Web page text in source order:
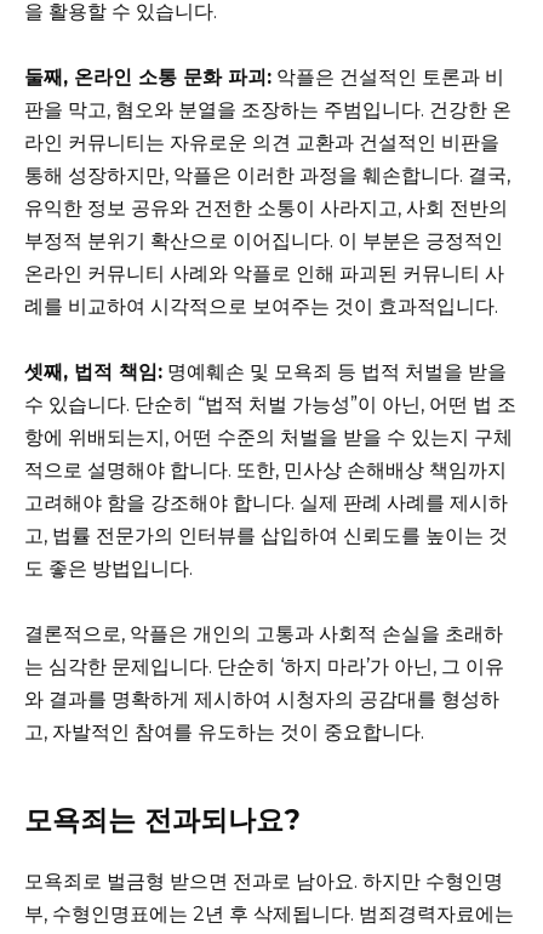
을 활용할 수 있습니다.
둘째, 온라인 소통 문화 파괴: 악플은 건설적인 토론과 비
판을 막고, 혐오와 분열을 조장하는 주범입니다. 건강한 온
라인 커뮤니티는 자유로운 의견 교환과 건설적인 비판을
통해 성장하지만, 악플은 이러한 과정을 훼손합니다. 결국,
유익한 정보 공유와 건전한 소통이 사라지고, 사회 전반의
부정적 분위기 확산으로 이어집니다. 이 부분은 긍정적인
온라인 커뮤니티 사례와 악플로 인해 파괴된 커뮤니티 사
례를 비교하여 시각적으로 보여주는 것이 효과적입니다.
셋째, 법적 책임: 명예훼손 및 모욕죄 등 법적 처벌을 받을
수 있습니다. 단순히 “법적 처벌 가능성”이 아닌, 어떤 법 조
항에 위배되는지, 어떤 수준의 처벌을 받을 수 있는지 구체
적으로 설명해야 합니다. 또한, 민사상 손해배상 책임까지
고려해야 함을 강조해야 합니다. 실제 판례 사례를 제시하
고, 법률 전문가의 인터뷰를 삽입하여 신뢰도를 높이는 것
도 좋은 방법입니다.
결론적으로, 악플은 개인의 고통과 사회적 손실을 초래하
는 심각한 문제입니다. 단순히 ‘하지 마라’가 아닌, 그 이유
와 결과를 명확하게 제시하여 시청자의 공감대를 형성하
고, 자발적인 참여를 유도하는 것이 중요합니다.
모욕죄는 전과되나요?
모욕죄로 벌금형 받으면 전과로 남아요. 하지만 수형인명
부, 수형인명표에는 2년 후 삭제됩니다. 범죄경력자료에는